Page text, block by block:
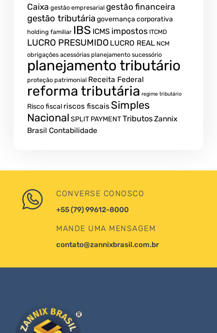
Caixa gestão empresarial gestão financeira
gestão tributária governança corporativa
holding familiar IBS ICMS impostos ITCMD
LUCRO PRESUMIDO LUCRO REAL NCM
obrigações acessórias planejamento sucessório
planejamento tributário
proteção patrimonial Receita Federal
reforma tributária regime tributário
Risco fiscal riscos fiscais Simples
Nacional SPLIT PAYMENTTributosZannix
Brasil Contabilidade
CONVERSE CONOSCO
+55 (79) 99612-8000
MANDE UMA MENSAGEM
contato@zannixbrasil.com.br